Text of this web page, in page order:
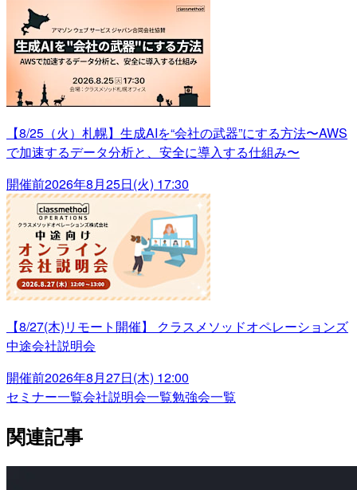
【8/25（火）札幌】生成AIを“会社の武器”にする方法〜AWS
で加速するデータ分析と、安全に導入する仕組み〜
開催前2026年8月25日(火) 17:30
【8/27(木)リモート開催】 クラスメソッドオペレーションズ
中途会社説明会
開催前2026年8月27日(木) 12:00
セミナー一覧会社説明会一覧勉強会一覧
関連記事